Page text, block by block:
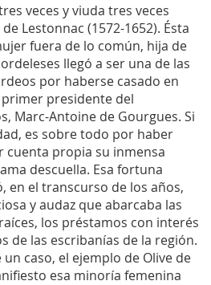
veces y viuda tres veces
Lestonnac (1572-1652). Ésta
fuera de lo común, hija de
llegó a ser una de las
por haberse casado en
presidente del
Marc-Antoine de Gourgues. Si
es sobre todo por haber
propia su inmensa
descuella. Esa fortuna
en el transcurso de los años,
y audaz que abarcaba las
los préstamos con interés
de las escribanías de la región.
caso, el ejemplo de Olive de
esa minoría femenina